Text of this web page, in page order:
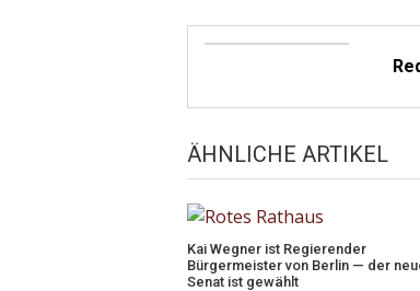
ÄHNLICHE ARTIKEL
Kai Wegner ist Regierender
Bürgermeister von Berlin — der
Senat ist gewählt